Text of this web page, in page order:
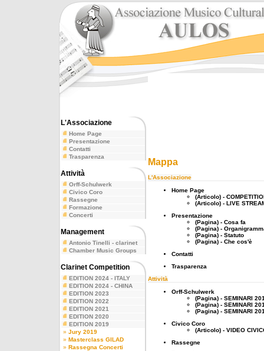
L'Associazione
Home Page
Presentazione
Contatti
Trasparenza
Attività
Orff-Schulwerk
Civico Coro
Rassegne
Formazione
Concerti
Management
Antonio Tinelli - clarinet
Chamber Music Groups
Clarinet Competition
EDITION 2024 - ITALY
EDITION 2024 - CHINA
EDITION 2023
EDITION 2022
EDITION 2021
EDITION 2020
EDITION 2019
» Jury 2019
» Masterclass GILAD
» Rassegna Concerti
Mappa
L'Associazione
Home Page
(Articolo) -
(Articolo) - LIVE
Presentazione
(Pagina) - Cosa fa
(Pagina) -
(Pagina) - Statuto
(Pagina) - Che cos'è
Contatti
Trasparenza
Attività
Orff-Schulwerk
(Pagina) - SEMINARI
(Pagina) - SEMINARI
(Pagina) - SEMINARI
Civico Coro
(Articolo) - VIDEO
Rassegne